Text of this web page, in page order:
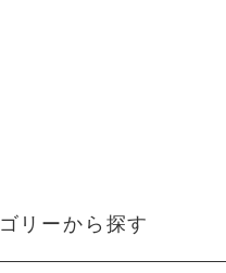
リーから探す